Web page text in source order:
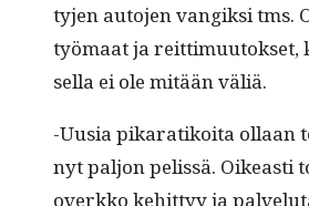
ty­jen auto­jen vangik­si tms.
työ­maat ja
sel­la ei ole mitään väliä.
-Uusia pikaratikoi­ta ollaan
nyt paljon pelis­sä. Oikeasti
overkko kehit­tyy ja